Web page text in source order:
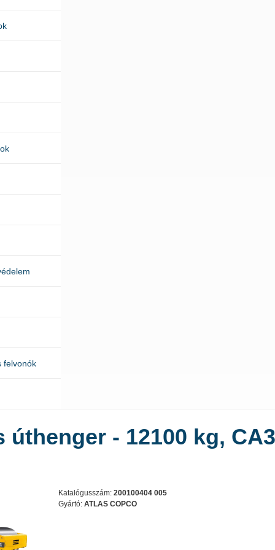
felvonók
úthenger - 12100 kg,
Katalógusszám: 200100404 005
Gyártó: ATLAS COPCO